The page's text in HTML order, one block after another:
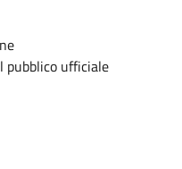
pubblico ufficiale